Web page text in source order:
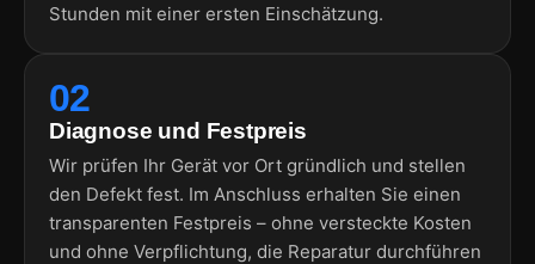
Stunden mit einer ersten Einschätzung.
02
Diagnose und Festpreis
Wir prüfen Ihr Gerät vor Ort gründlich und stellen
den Defekt fest. Im Anschluss erhalten Sie einen
transparenten Festpreis – ohne versteckte Kosten
und ohne Verpflichtung, die Reparatur durchführen